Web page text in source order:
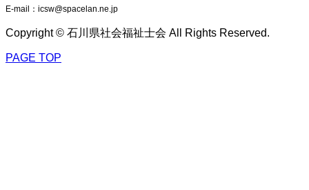
E-mail：icsw@spacelan.ne.jp
Copyright © 石川県社会福祉士会 All Rights Reserved.
PAGE TOP